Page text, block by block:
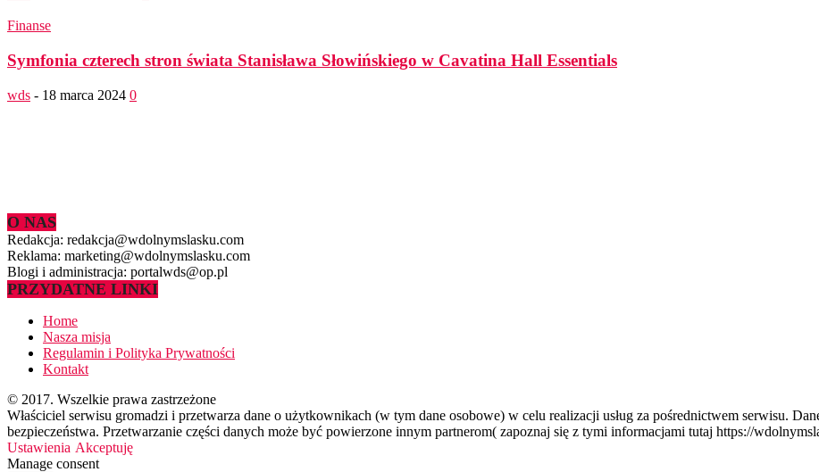
Finanse
Symfonia czterech stron świata Stanisława Słowińskiego w Cavatina Hall Essentials
wds - 18 marca 2024 0
O NAS
Redakcja: redakcja@wdolnymslasku.com
Reklama: marketing@wdolnymslasku.com
Blogi i administracja: portalwds@op.pl
PRZYDATNE LINKI
Home
Nasza misja
Regulamin i Polityka Prywatności
Kontakt
© 2017. Wszelkie prawa zastrzeżone
Właściciel serwisu gromadzi i przetwarza dane o użytkownikach (w tym dane osobowe) w celu realizacji usług za pośrednictwem serwisu.
bezpieczeństwa. Przetwarzanie części danych może być powierzone innym partnerom( zapoznaj się z tymi informacjami tutaj https://
Ustawienia Akceptuję
Manage consent